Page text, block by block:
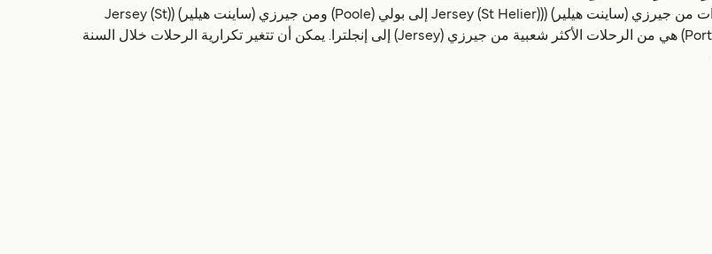
هناك 2 مسارات للباخرات. الباخرات من جيرزي (ساينت هيلير) ((Jersey (St Helier) إلى بولي (Poole) ومن جيرزي (ساينت هيلير) ((Jersey (St
Helier) إلى بورتسموث (Portsmouth) هي من الرحلات الأكثر شعبية من جيرزي (Jersey) إلى إنجلترا. يمكن أن تتغير تكرارية الرحلات خلال السنة